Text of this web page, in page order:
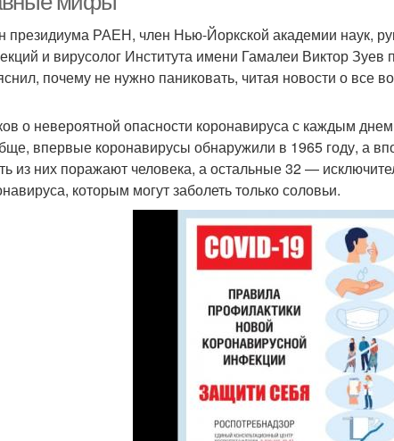
президиума РАЕН, член Нью-Йоркской академии наук,
и вирусолог Института имени Гамалеи Виктор Зуев
почему не нужно паниковать, читая новости о все
о невероятной опасности коронавируса с каждым
впервые коронавирусы обнаружили в 1965 году, а
из них поражают человека, а остальные 32 —
которым могут заболеть только соловьи.